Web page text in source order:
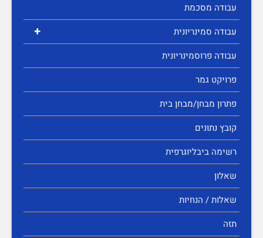
עבודה מסכמת
+
עבודה סמינריונית
עבודה פרוסמינריונית
פרויקט גמר
פתרון מבחן/מבחן בית
קובץ נתונים
רשימה ביבליוגרפית
שאלון
שאלות / הנחיות
תזה